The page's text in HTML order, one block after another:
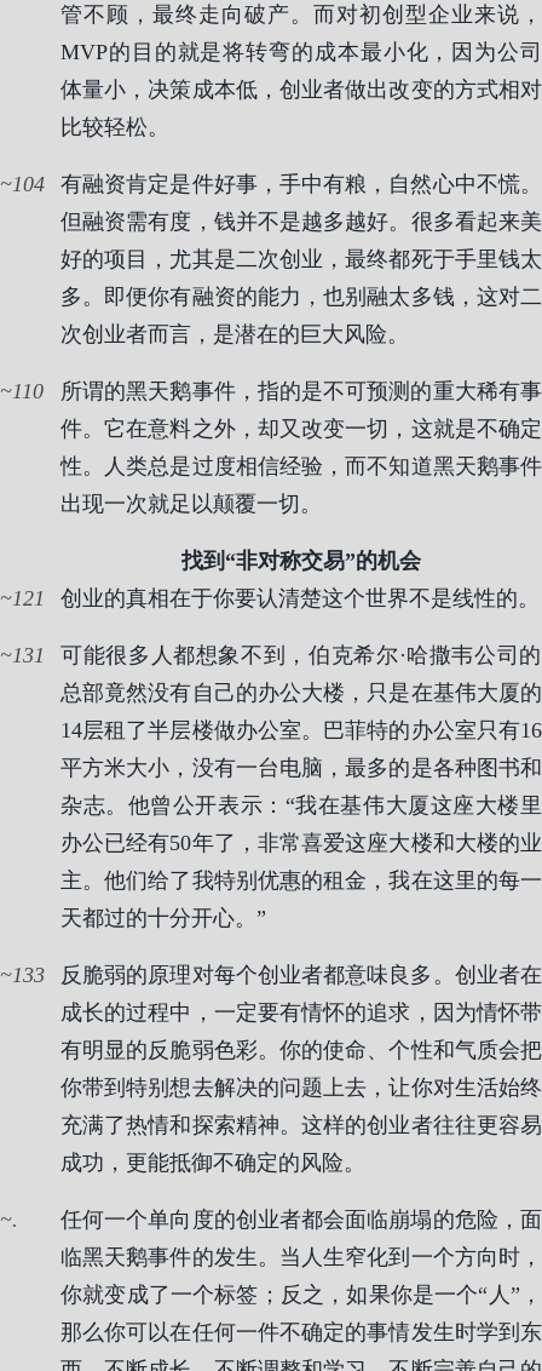
管不顾，最终走向破产。而对初创型企业来说，
MVP的目的就是将转弯的成本最小化，因为公司
体量小，决策成本低，创业者做出改变的方式相对
比较轻松。
104
有融资肯定是件好事，手中有粮，自然心中不慌。
但融资需有度，钱并不是越多越好。很多看起来美
好的项目，尤其是二次创业，最终都死于手里钱太
多。即便你有融资的能力，也别融太多钱，这对二
次创业者而言，是潜在的巨大风险。
110
所谓的黑天鹅事件，指的是不可预测的重大稀有事
件。它在意料之外，却又改变一切，这就是不确定
性。人类总是过度相信经验，而不知道黑天鹅事件
出现一次就足以颠覆一切。
找到“非对称交易”的机会
121
创业的真相在于你要认清楚这个世界不是线性的。
131
可能很多人都想象不到，伯克希尔·哈撒韦公司的
总部竟然没有自己的办公大楼，只是在基伟大厦的
14层租了半层楼做办公室。巴菲特的办公室只有16
平方米大小，没有一台电脑，最多的是各种图书和
杂志。他曾公开表示：“我在基伟大厦这座大楼里
办公已经有50年了，非常喜爱这座大楼和大楼的业
主。他们给了我特别优惠的租金，我在这里的每一
天都过的十分开心。”
133
反脆弱的原理对每个创业者都意味良多。创业者在
成长的过程中，一定要有情怀的追求，因为情怀带
有明显的反脆弱色彩。你的使命、个性和气质会把
你带到特别想去解决的问题上去，让你对生活始终
充满了热情和探索精神。这样的创业者往往更容易
成功，更能抵御不确定的风险。
.
任何一个单向度的创业者都会面临崩塌的危险，面
临黑天鹅事件的发生。当人生窄化到一个方向时，
你就变成了一个标签；反之，如果你是一个“人”，
那么你可以在任何一件不确定的事情发生时学到东